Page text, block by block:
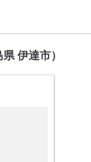
伊達市）